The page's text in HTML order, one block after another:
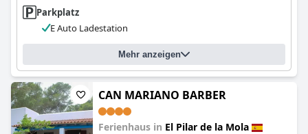
Parkplatz
E Auto Ladestation
Mehr anzeigen
CAN MARIANO BARBER
Ferienhaus in El Pilar de la Mola